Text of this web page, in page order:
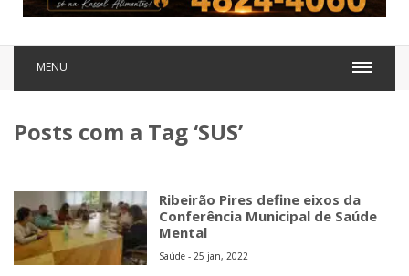
MENU
Posts com a Tag ‘SUS’
Ribeirão Pires define eixos da
Conferência Municipal de Saúde
Mental
Saúde - 25 jan, 2022